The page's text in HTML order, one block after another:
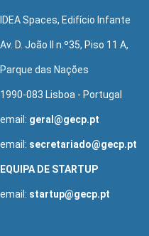
IDEA Spaces, Edifício Infante
Av. D. João II n.º35, Piso 11 A,
Parque das Nações
1990-083 Lisboa - Portugal
email: geral@gecp.pt
email: secretariado@gecp.pt
EQUIPA DE STARTUP
email: startup@gecp.pt